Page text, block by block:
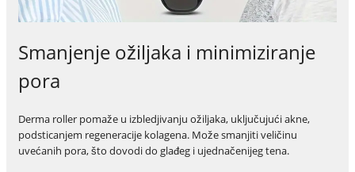
Smanjenje ožiljaka i minimiziranje
pora
Derma roller pomaže u izbledjivanju ožiljaka, uključujući akne,
podsticanjem regeneracije kolagena. Može smanjiti veličinu
uvećanih pora, što dovodi do glađeg i ujednačenijeg tena.